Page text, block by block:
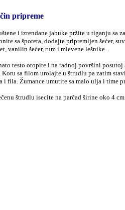
pripreme
i izrendane jabuke pržite u tiganju sa
sa šporeta, dodajte pripremljen šećer,
vanilin šećer, rum i mlevene lešnike.
testo otopite i na radnoj površini posutoj
Koru sa filom urolajte u štrudlu pa zatim
i fila. Žumance umutite sa malo ulja i time
štrudlu isecite na parčad širine oko 4